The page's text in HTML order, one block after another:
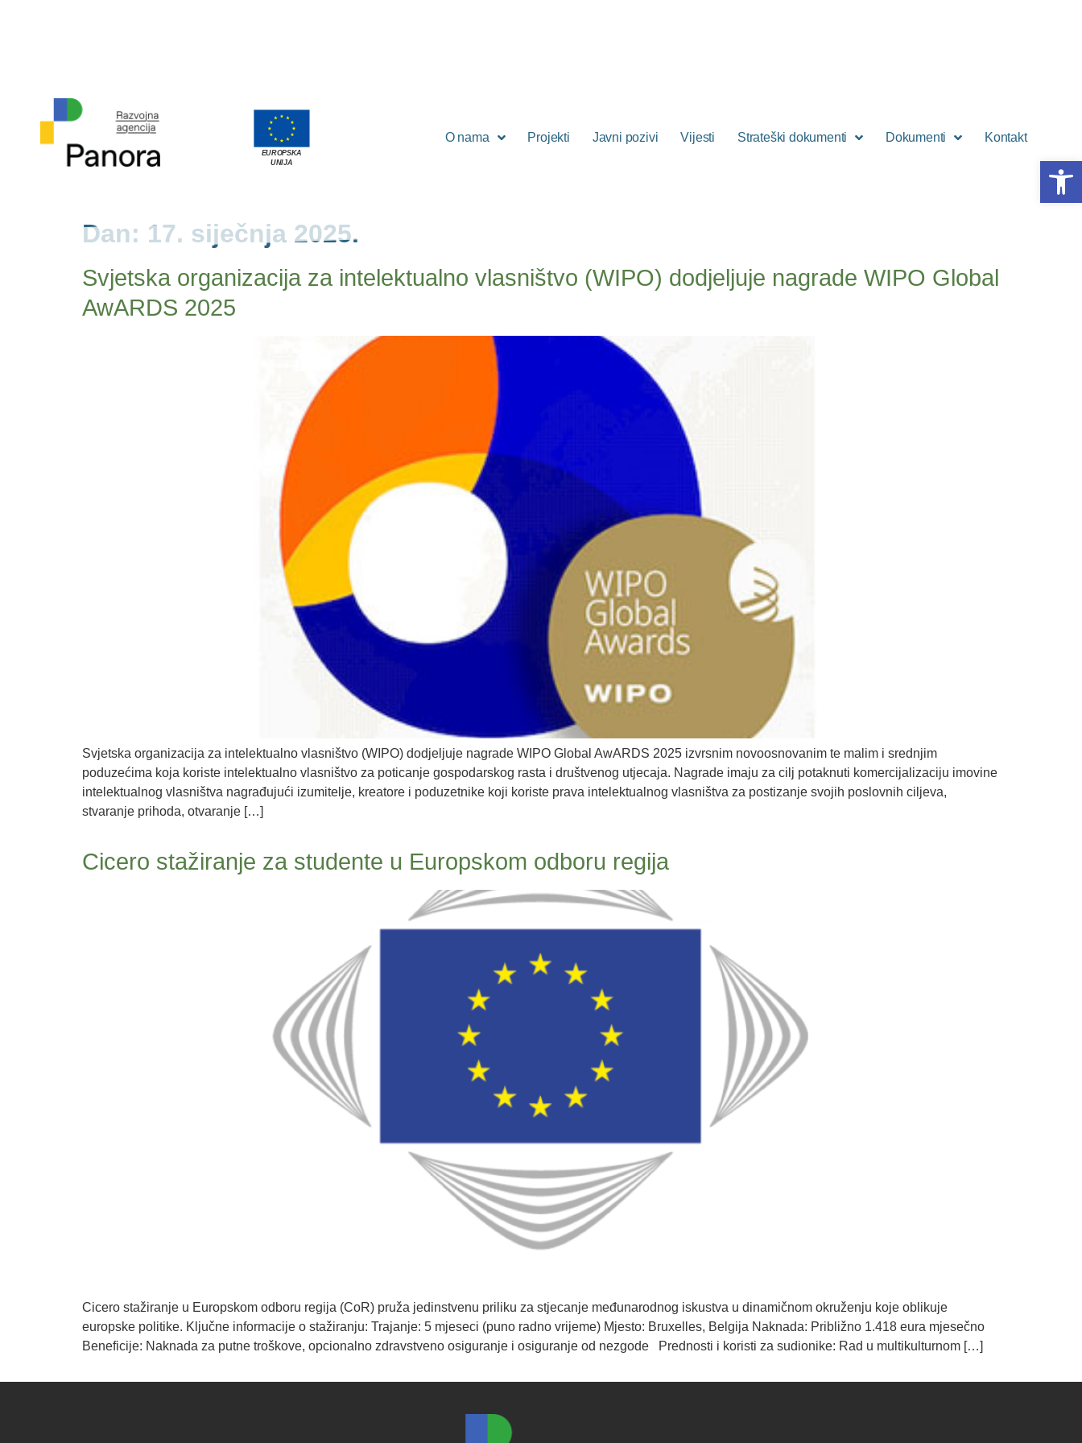
EUROPSKA
UNIJA
O nama Projekti Javni pozivi Vijesti Strateški dokumenti Dokumenti Kontakt
Dan: 17. siječnja 2025.
Svjetska organizacija za intelektualno vlasništvo (WIPO) dodjeljuje nagrade WIPO Global
AwARDS 2025
Svjetska organizacija za intelektualno vlasništvo (WIPO) dodjeljuje nagrade WIPO Global AwARDS 2025 izvrsnim novoosnovanim te malim i srednjim
poduzećima koja koriste intelektualno vlasništvo za poticanje gospodarskog rasta i društvenog utjecaja. Nagrade imaju za cilj potaknuti komercijalizaciju imovine
intelektualnog vlasništva nagrađujući izumitelje, kreatore i poduzetnike koji koriste prava intelektualnog vlasništva za postizanje svojih poslovnih ciljeva,
stvaranje prihoda, otvaranje […]
Cicero stažiranje za studente u Europskom odboru regija
Cicero stažiranje u Europskom odboru regija (CoR) pruža jedinstvenu priliku za stjecanje međunarodnog iskustva u dinamičnom okruženju koje oblikuje
europske politike. Ključne informacije o stažiranju: Trajanje: 5 mjeseci (puno radno vrijeme) Mjesto: Bruxelles, Belgija Naknada: Približno 1.418 eura mjesečno
Beneficije: Naknada za putne troškove, opcionalno zdravstveno osiguranje i osiguranje od nezgode Prednosti i koristi za sudionike: Rad u multikulturnom […]